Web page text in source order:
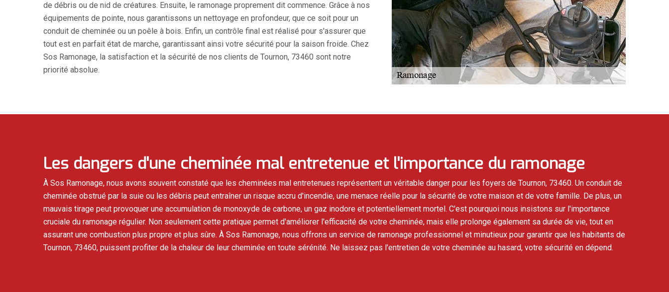
de débris ou de nid de créatures. Ensuite, le ramonage proprement dit commence. Grâce à nos
équipements de pointe, nous garantissons un nettoyage en profondeur, que ce soit pour un
conduit de cheminée ou un poêle à bois. Enfin, un contrôle final est réalisé pour s'assurer que
tout est en parfait état de marche, garantissant ainsi votre sécurité pour la saison froide. Chez
Sos Ramonage, la satisfaction et la sécurité de nos clients de Tournon, 73460 sont notre
priorité absolue.
Les dangers d'une cheminée mal entretenue et l'importance du ramonage
À Sos Ramonage, nous avons souvent constaté que les cheminées mal entretenues représentent un véritable danger pour les foyers de Tournon, 73460. Un conduit de
cheminée obstrué par la suie ou les débris peut entraîner un risque accru d'incendie, une menace réelle pour la sécurité de votre maison et de votre famille. De plus, un
mauvais tirage peut provoquer une accumulation de monoxyde de carbone, un gaz inodore et potentiellement mortel. C'est pourquoi nous insistons sur l'importance
cruciale du ramonage régulier. Non seulement cette pratique permet d'améliorer l'efficacité de votre cheminée, mais elle prolonge également sa durée de vie, tout en
assurant une combustion plus propre et plus sûre. À Sos Ramonage, nous offrons un service de ramonage professionnel et minutieux pour garantir que les habitants de
Tournon, 73460, puissent profiter de la chaleur de leur cheminée en toute sérénité. Ne laissez pas l'entretien de votre cheminée au hasard, votre sécurité en dépend.